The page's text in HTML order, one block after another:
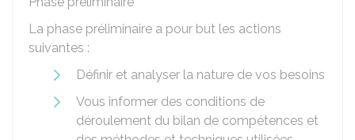
La phase préliminaire a pour but les actions
suivantes :
Définir et analyser la nature de vos besoins
Vous informer des conditions de
déroulement du bilan de compétences et